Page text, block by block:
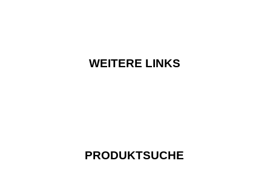
WEITERE LINKS
PRODUKTSUCHE